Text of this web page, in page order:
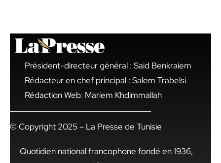
Président-directeur général : Said Benkraiem
Rédacteur en chef principal : Salem Trabelsi
Rédaction Web: Mariem Khdimmallah
© Copyright 2025 – La Presse de Tunisie
Quotidien national francophone fondé en 1936,